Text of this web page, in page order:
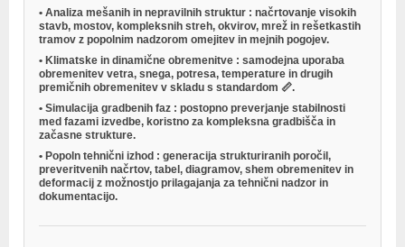
• Analiza mešanih in nepravilnih struktur : načrtovanje visokih
stavb, mostov, kompleksnih streh, okvirov, mrež in rešetkastih
tramov z popolnim nadzorom omejitev in mejnih pogojev.
• Klimatske in dinamične obremenitve : samodejna uporaba
obremenitev vetra, snega, potresa, temperature in drugih
premičnih obremenitev v skladu s standardom 📏.
• Simulacija gradbenih faz : postopno preverjanje stabilnosti
med fazami izvedbe, koristno za kompleksna gradbišča in
začasne strukture.
• Popoln tehnični izhod : generacija strukturiranih poročil,
preveritvenih načrtov, tabel, diagramov, shem obremenitev in
deformacij z možnostjo prilagajanja za tehnični nadzor in
dokumentacijo.